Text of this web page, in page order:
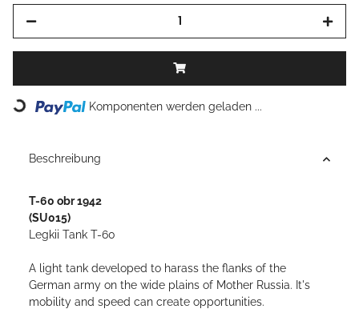
Loading... Komponenten werden geladen ...
Beschreibung
T-60 obr 1942
(SU015)
Legkii Tank T-60
A light tank developed to harass the flanks of the
German army on the wide plains of Mother Russia. It's
mobility and speed can create opportunities.